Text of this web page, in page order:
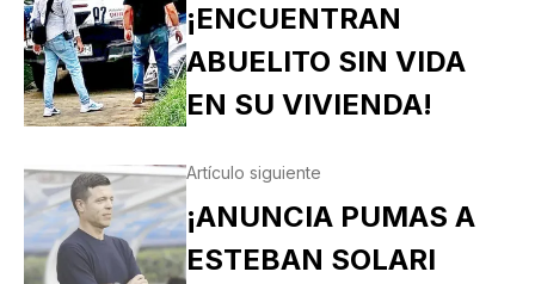
¡ENCUENTRAN
ABUELITO SIN VIDA
EN SU VIVIENDA!
Artículo siguiente
¡ANUNCIA PUMAS A
ESTEBAN SOLARI